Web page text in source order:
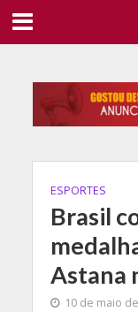
ESPORTES
Brasil
Astana
10 de maio